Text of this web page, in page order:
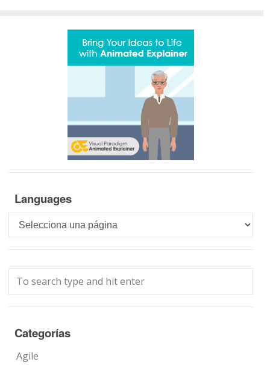
Languages
Languages
Categorías
Agile